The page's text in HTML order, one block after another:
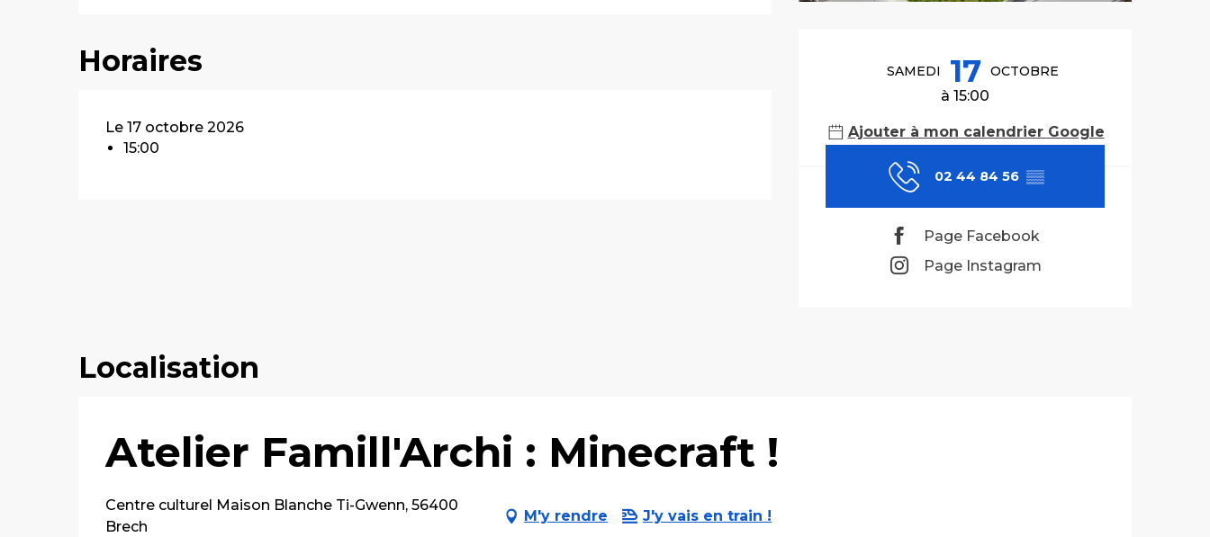
Ouverture et
SAMEDI 17 OCTOBRE
à 15:00
Ajouter à mon calendrier Google
02 44 84 56 ▒▒
Page Facebook
Page Instagram
Horaires
Le 17 octobre 2026
15:00
Localisation
Atelier Famill'Archi : Minecraft !
Centre culturel Maison Blanche Ti-Gwenn, 56400
Brech
M'y rendre J'y vais en train !